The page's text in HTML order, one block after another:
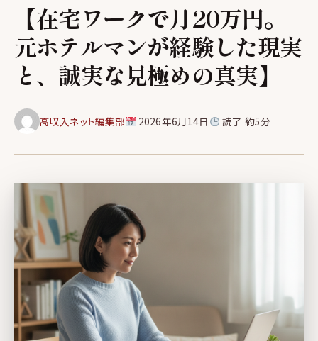
【在宅ワークで月20万円。
元ホテルマンが経験した現実
と、誠実な見極めの真実】
高収入ネット編集部 2026年6月14日 読了 約5分